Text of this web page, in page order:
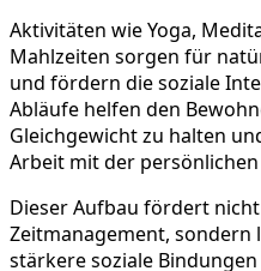
Aktivitäten wie Yoga,
Mahlzeiten sorgen für
und fördern die soziale
Abläufe helfen den
Gleichgewicht zu halten
Arbeit mit der
Dieser Aufbau fördert
Zeitmanagement,
stärkere soziale